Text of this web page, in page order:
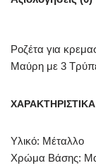
Ροζέτα για
Μαύρη με 3
ΧΑΡΑΚΤΗΡΙΣΤΙΚΑ
Υλικό: Μέταλλο
Χρώμα Βάσης: